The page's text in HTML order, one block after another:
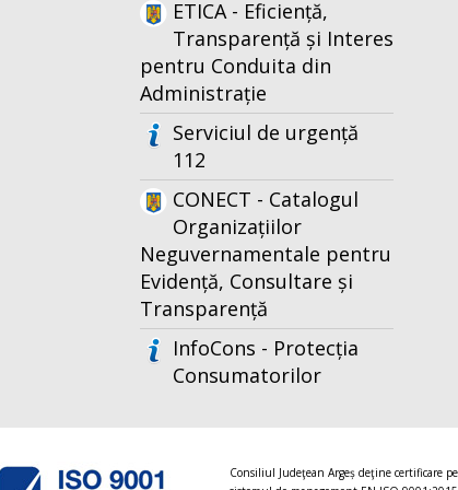
ETICA - Eficiență,
Transparență și Interes
pentru Conduita din
Administrație
Serviciul de urgență
112
CONECT - Catalogul
Organizațiilor
Neguvernamentale pentru
Evidență, Consultare și
Transparență
InfoCons - Protecția
Consumatorilor
Consiliul Judeţean Argeș deţine certificare